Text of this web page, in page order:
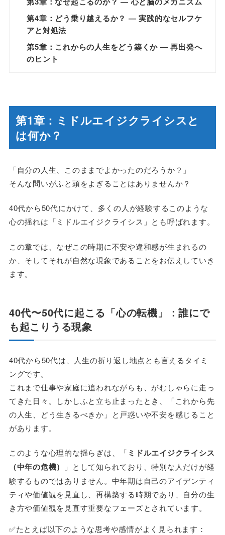
第4章：どう乗り越えるか？ ― 実践的なセルフケ
アと対処法
第5章：これからの人生をどう築くか ― 再出発へ
のヒント
第1章：ミドルエイジクライシスと
は何か？
「自分の人生、このままでよかったのだろうか？」
そんな問いがふと頭をよぎることはありませんか？
40代から50代にかけて、多くの人が経験するこのような
心の揺れは「ミドルエイジクライシス」とも呼ばれます。
この章では、なぜこの時期に不安や違和感が生まれるの
か、そしてそれが自然な現象であることをお伝えしていき
ます。
40代〜50代に起こる「心の転機」：誰にで
も起こりうる現象
40代から50代は、人生の折り返し地点とも言えるタイミ
ングです。
これまで仕事や家庭に追われながらも、がむしゃらに走っ
てきた日々。しかしふと立ち止まったとき、「これから先
の人生、どう生きるべきか」と戸惑いや不安を感じること
があります。
このような心理的な揺らぎは、「 ミドルエイジクライシス
（中年の危機）
」として知られており、特別な人だけが経
験するものではありません。中年期は自己のアイデンティ
ティや価値観を見直し、再構築する時期であり、自分の生
き方や価値観を見直す重要なフェーズとされています。
✅たとえば以下のような思考や感情がよく見られます：